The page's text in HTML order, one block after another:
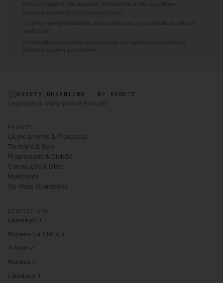
Estes conteúdos são recursos informativos e não substituem
aconselhamento jurídico personalizado.
Confirme sempre decisões críticas junto de um advogado ou técnico
qualificado.
O conteúdo é específico da legislação portuguesa e pode não ser
aplicável a outras jurisdições.
BABETE URBANISMO · BY BABETE
Legislação & Municípios de Portugal
PRODUTO
Licenciamento & Processos
Território & Solo
Propriedade & Divisão
Construção & Obra
Municípios
Os Meus Guardados
ECOSSISTEMA
babete.pt
Nucleus for SMEs
Y-Brain
Nucleus
Laikaloop